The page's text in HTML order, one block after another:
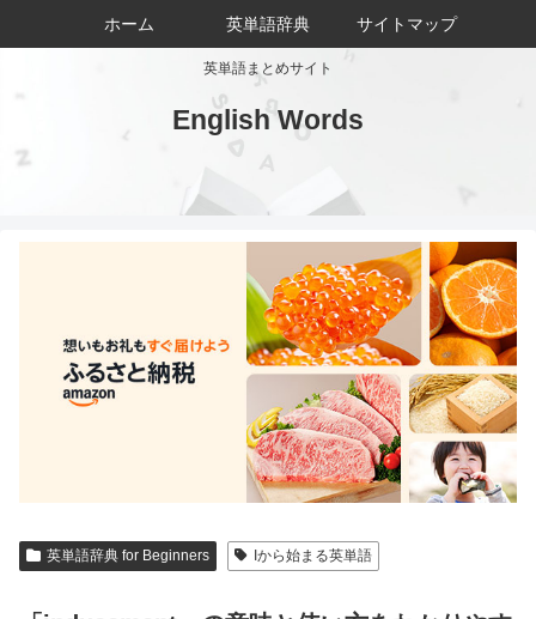
英単語まとめサイト
English Words
ホーム 英単語辞典 サイトマップ
英単語辞典 for Beginners Iから始まる英単語